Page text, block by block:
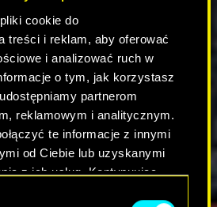
cookie do
treści i reklam, aby oferować
i analizować ruch w
o tym, jak korzystasz
partnerom
reklamowym i analitycznym.
te informacje z innymi
od Ciebie lub uzyskanymi
z ich usług. Kontynuując